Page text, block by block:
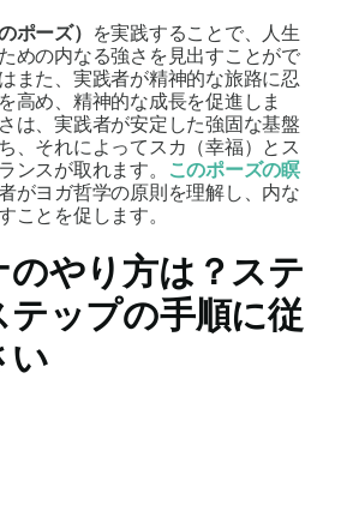
ポーズ） を実践することで、人生
めの内なる強さを見出すことがで
また、実践者が精神的な旅路に忍
高め、精神的な成長を促進しま
は、実践者が安定した強固な基盤
、それによってスカ（幸福） と ス
ンスが取れます。
このポーズの瞑
がヨガ哲学の原則を理解し、内な
ことを促します。
のやり方は？ステ
テップの手順に従
い